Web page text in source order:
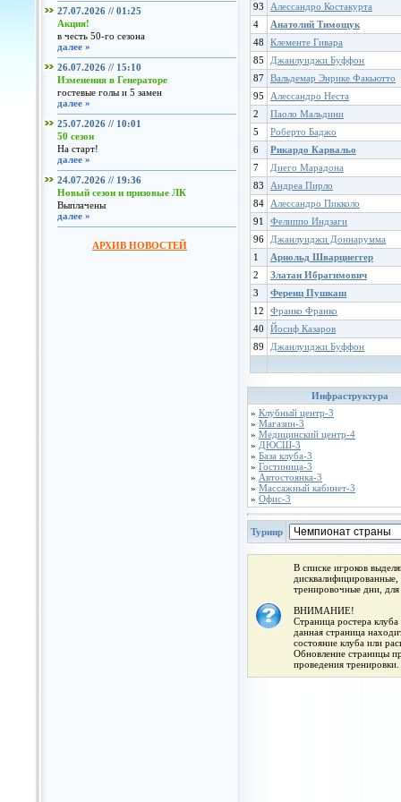
27.07.2026 // 01:25
Акция!
в честь 50-го сезона
далее »
26.07.2026 // 15:10
Изменения в Генераторе
гостевые голы и 5 замен
далее »
25.07.2026 // 10:01
50 сезон
На старт!
далее »
24.07.2026 // 19:36
Новый сезон и призовые ЛК
Выплачены
далее »
АРХИВ НОВОСТЕЙ
93
Алессандро Костакурта
4
Анатолий Тимощук
48
Клементе Гивара
85
Джанлуиджи Буффон
87 Вальдемар Энрике Факьютто
95
Алессандро Неста
2
Паоло Мальдини
5
Роберто Баджо
6
Рикардо Карвальо
7
Диего Марадона
83
Андреа Пирло
84
Алессандро Пикколо
91
Фелиппо Индзаги
96
Джанлуиджи Доннарумма
1
Арнольд Шварцнеггер
2
Златан Ибрагимович
3
Ференц Пушкаш
12
Франко Франко
40
Йосиф Казаров
89
Джанлуиджи Буффон
Инфраструктура
» Клубный центр-3
» Магазин-3
» Медицинский центр-4
» ДЮСШ-3
» База клуба-3
» Гостиница-3
» Автостоянка-3
» Массажный кабинет-3
» Офис-3
Турнир
В списке игроков
тренировочные дни,
ВНИМАНИЕ!
Страница ростера
данная страница
состояние клуба или
Обновление страницы
проведения тренировки.